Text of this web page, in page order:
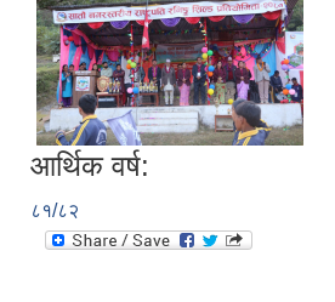
आर्थिक वर्ष:
८१/८२